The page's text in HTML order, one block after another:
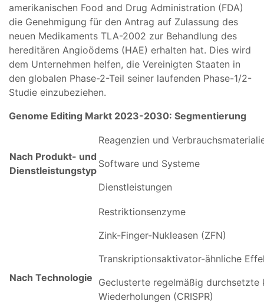
amerikanischen Food and Drug Administration (FDA)
die Genehmigung für den Antrag auf Zulassung des
neuen Medikaments TLA-2002 zur Behandlung des
hereditären Angioödems (HAE) erhalten hat. Dies wird
dem Unternehmen helfen, die Vereinigten Staaten in
den globalen Phase-2-Teil seiner laufenden Phase-1/2-
Studie einzubeziehen.
Genome Editing Markt 2023-2030: Segmentierung
Nach Produkt- und
Dienstleistungstyp
Reagenzien und
Software und Systeme
Dienstleistungen
Nach Technologie
Restriktionsenzyme
Zink-Finger-Nukleasen (ZFN)
Transkriptionsaktivator-ähnliche
Geclusterte regelmäßig durchsetzte
Wiederholungen (CRISPR)